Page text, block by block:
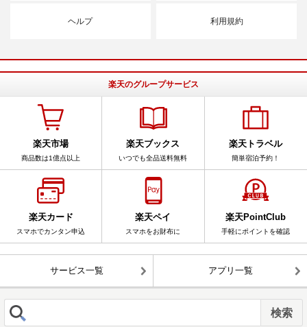
ヘルプ 利用規約
楽天のグループサービス
楽天市場
商品数は1億点以上
楽天ブックス
いつでも全品送料無料
楽天トラベル
簡単宿泊予約！
楽天カード
スマホでカンタン申込
楽天ペイ
スマホをお財布に
楽天PointClub
手軽にポイントを確認
サービス一覧 アプリ一覧